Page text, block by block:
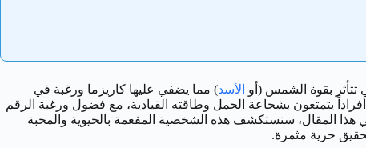
تتأثر بقوة الشمس (أو الأسد) مما يضفي عليها كاريزما ورغبة في
أفراداً يتمتعون بشجاعة الحمل وطاقته القيادية، مع فضول ورغبة الرقم
هذا المقال، سنستكشف هذه الشخصية المفعمة بالحيوية والمحبة
حرية مثمرة.